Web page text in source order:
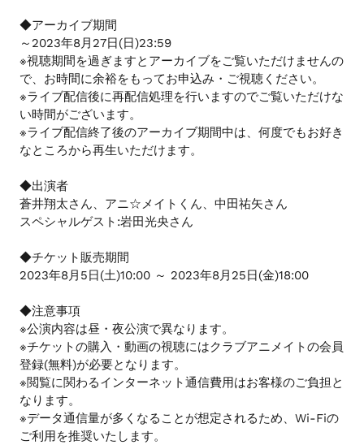
◆アーカイブ期間
～2023年8月27日(日)23:59
※視聴期間を過ぎますとアーカイブをご覧いただけませんの
で、お時間に余裕をもってお申込み・ご視聴ください。
※ライブ配信後に再配信処理を行いますのでご覧いただけな
い時間がございます。
※ライブ配信終了後のアーカイブ期間中は、何度でもお好き
なところから再生いただけます。
◆出演者
蒼井翔太さん、アニ☆メイトくん、中田祐矢さん
スペシャルゲスト:岩田光央さん
◆チケット販売期間
2023年8月5日(土)10:00 ～ 2023年8月25日(金)18:00
◆注意事項
※公演内容は昼・夜公演で異なります。
※チケットの購入・動画の視聴にはクラブアニメイトの会員
登録(無料)が必要となります。
※閲覧に関わるインターネット通信費用はお客様のご負担と
なります。
※データ通信量が多くなることが想定されるため、Wi-Fiの
ご利用を推奨いたします。